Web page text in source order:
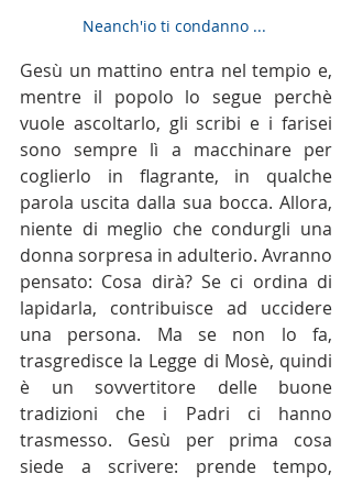
Neanch'io ti condanno ...
Gesù un mattino entra nel tempio e,
mentre il popolo lo segue perchè
vuole ascoltarlo, gli scribi e i farisei
sono sempre lì a macchinare per
coglierlo in flagrante, in qualche
parola uscita dalla sua bocca. Allora,
niente di meglio che condurgli una
donna sorpresa in adulterio. Avranno
pensato: Cosa dirà? Se ci ordina di
lapidarla, contribuisce ad uccidere
una persona. Ma se non lo fa,
trasgredisce la Legge di Mosè, quindi
è un sovvertitore delle buone
tradizioni che i Padri ci hanno
trasmesso. Gesù per prima cosa
siede a scrivere: prende tempo,